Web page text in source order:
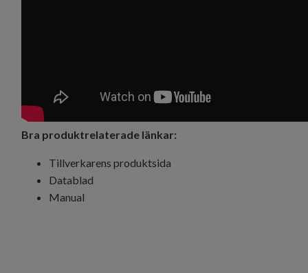
Bra produktrelaterade länkar:
Tillverkarens produktsida
Datablad
Manual